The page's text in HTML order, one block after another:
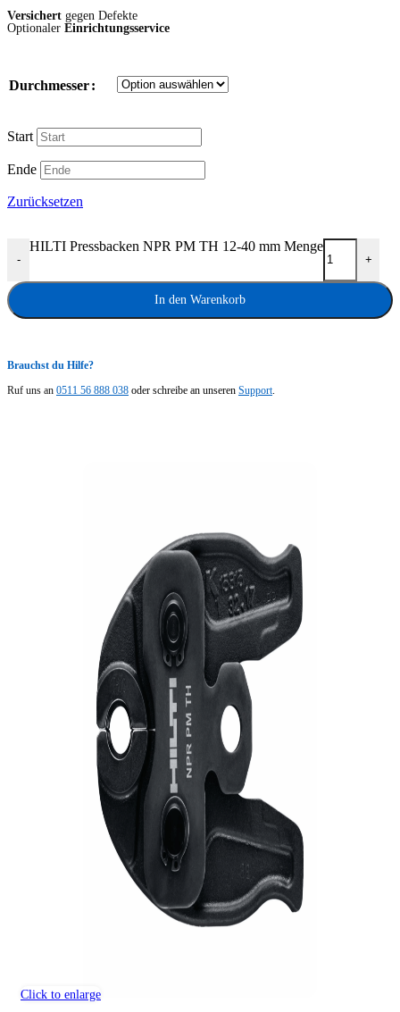
Versichert gegen Defekte
Optionaler Einrichtungsservice
Durchmesser
Start
Ende
Zurücksetzen
-
HILTI Pressbacken NPR PM TH 12-40 mm Menge
+
In den Warenkorb
Brauchst du Hilfe?
Ruf uns an 0511 56 888 038 oder schreibe an unseren Support
Click to enlarge